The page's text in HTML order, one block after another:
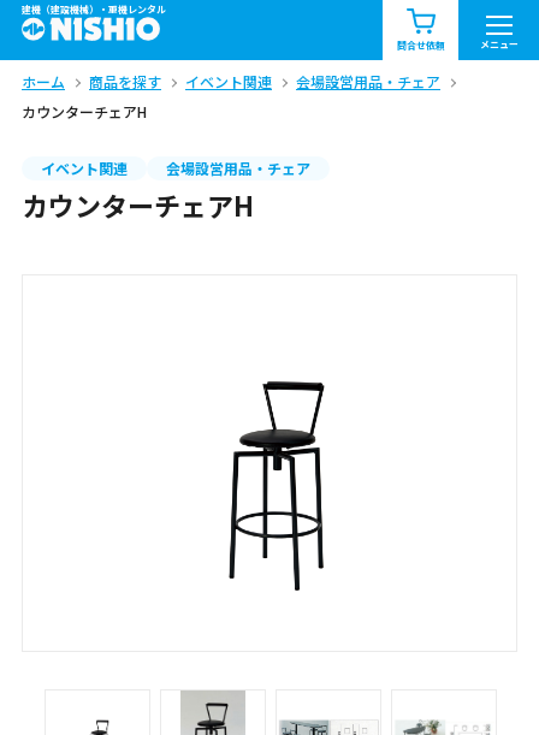
建機（建設機械）・重機レンタル
問合せ依頼 メニュー
商品一覧 お知らせ一覧
問合せ依頼リスト お問合せ
北海道
ホーム 商品を探す イベント関連
会場設営用品・チェア
カウンターチェアH
イベント関連 会場設営用品・チェア
カウンターチェアH